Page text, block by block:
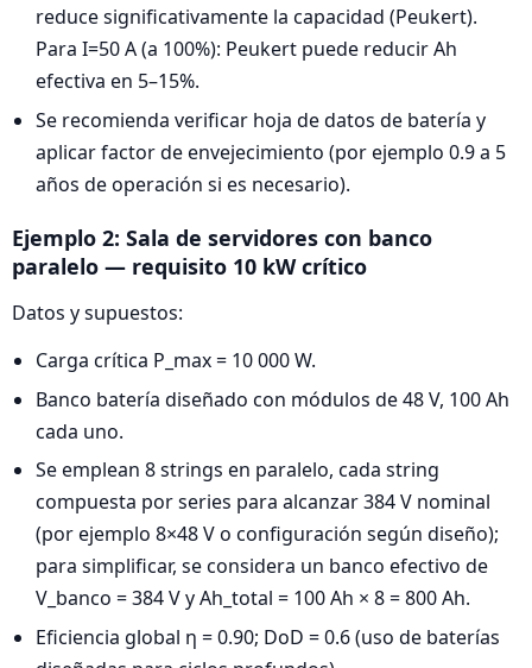
reduce significativamente la capacidad (Peukert).
Para I=50 A (a 100%): Peukert puede reducir Ah
efectiva en 5–15%.
Se recomienda verificar hoja de datos de batería y
aplicar factor de envejecimiento (por ejemplo 0.9 a 5
años de operación si es necesario).
Ejemplo 2: Sala de servidores con banco
paralelo — requisito 10 kW crítico
Datos y supuestos:
Carga crítica P_max = 10 000 W.
Banco batería diseñado con módulos de 48 V, 100 Ah
cada uno.
Se emplean 8 strings en paralelo, cada string
compuesta por series para alcanzar 384 V nominal
(por ejemplo 8×48 V o configuración según diseño);
para simplificar, se considera un banco efectivo de
V_banco = 384 V y Ah_total = 100 Ah × 8 = 800 Ah.
Eficiencia global η = 0.90; DoD = 0.6 (uso de baterías